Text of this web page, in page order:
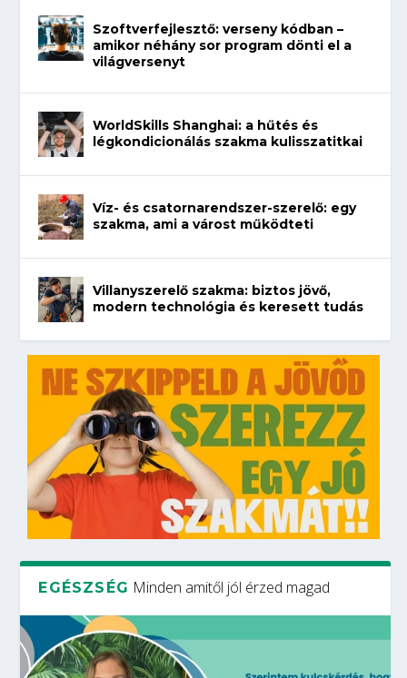
Szoftverfejlesztő: verseny kódban –
amikor néhány sor program dönti el a
világversenyt
WorldSkills Shanghai: a hűtés és
légkondicionálás szakma kulisszatitkai
Víz- és csatornarendszer-szerelő: egy
szakma, ami a várost működteti
Villanyszerelő szakma: biztos jövő,
modern technológia és keresett tudás
EGÉSZSÉG Minden amitől jól érzed magad